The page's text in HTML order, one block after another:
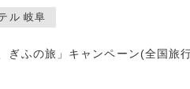
ル 岐阜
ぎふの旅」キャンペーン(全国旅